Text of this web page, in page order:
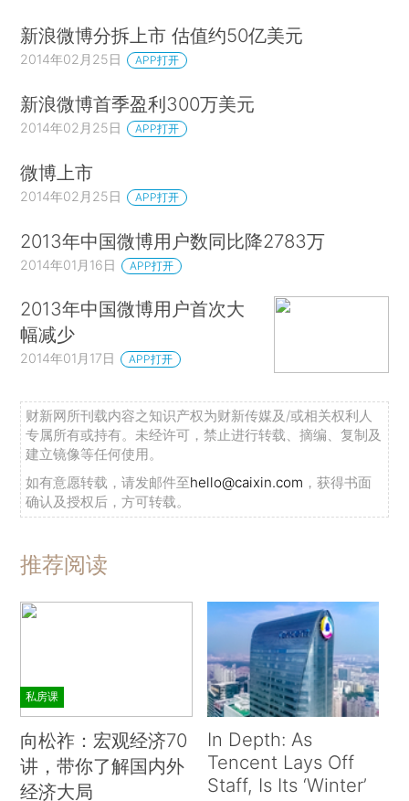
新浪微博分拆上市 估值约50亿美元
2014年02月25日 APP打开
新浪微博首季盈利300万美元
2014年02月25日 APP打开
微博上市
2014年02月25日 APP打开
2013年中国微博用户数同比降2783万
2014年01月16日 APP打开
2013年中国微博用户首次大
幅减少
2014年01月17日 APP打开
财新网所刊载内容之知识产权为财新传媒及/或相关权利人
专属所有或持有。未经许可，禁止进行转载、摘编、复制及
建立镜像等任何使用。
如有意愿转载，请发邮件至hello@caixin.com ，获得书面
确认及授权后，方可转载。
推荐阅读
私房课
向松祚：宏观经济70
讲，带你了解国内外
经济大局
In Depth: As
Tencent Lays Off
Staff, Is Its ‘Winter’